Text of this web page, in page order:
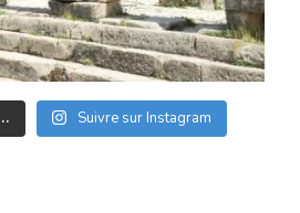
Suivre sur Instagram